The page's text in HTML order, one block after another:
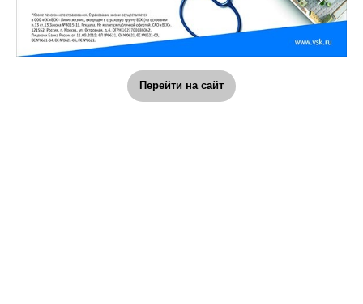
Перейти на сайт